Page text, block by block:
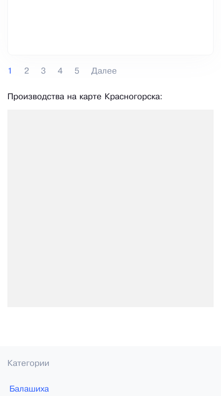
1 2 3 4 5 Далее
Производства на карте Красногорска:
Категории
Балашиха